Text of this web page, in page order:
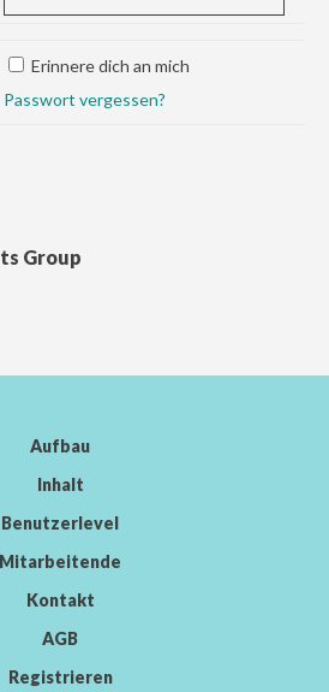
Erinnere dich an mich
Passwort vergessen?
Group
Aufbau
Inhalt
Benutzerlevel
Mitarbeitende
Kontakt
AGB
Registrieren